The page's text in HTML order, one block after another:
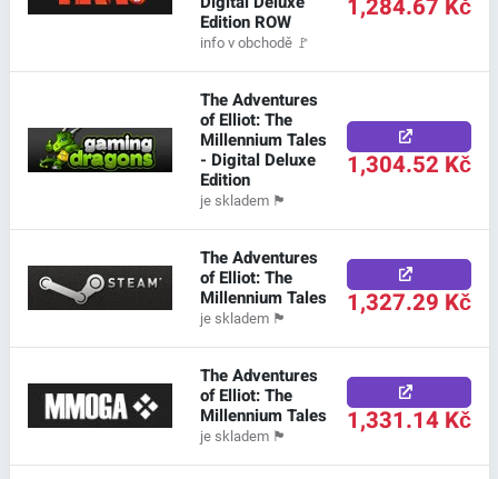
Edition ROW
info v obchodě 🚩
1,284.67 Kč
The Adventures
of Elliot: The
Millennium Tales
- Digital Deluxe
Edition
je skladem 🏴
1,304.52 Kč
The Adventures
of Elliot: The
Millennium Tales
je skladem 🏴 1,327.29 Kč
The Adventures
of Elliot: The
Millennium Tales
je skladem 🏴 1,331.14 Kč